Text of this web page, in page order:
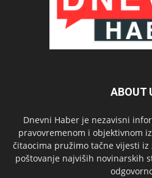
ABOUT
Dnevni Haber je nezavisni
pravovremenom i objektivnom
čitaocima pružimo tačne vijesti iz
poštovanje najviših novinarskih